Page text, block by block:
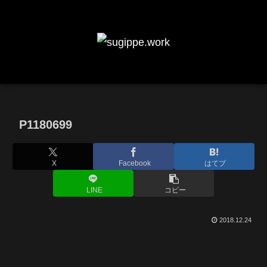
P1180699
X Facebook はてブ
LINE コピー
2018.12.24